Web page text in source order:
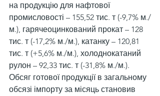
на продукцію для нафтової
промисловості – 155,52 тис. т (-9,7% м./
м.), гарячеоцинкований прокат – 128
тис. т (-17,2% м./м.), катанку – 120,81
тис. т (+5,6% м./м.), холоднокатаний
рулон – 92,33 тис. т (-31,8% м./м.).
Обсяг готової продукції в загальному
обсязі імпорту за місяць становив